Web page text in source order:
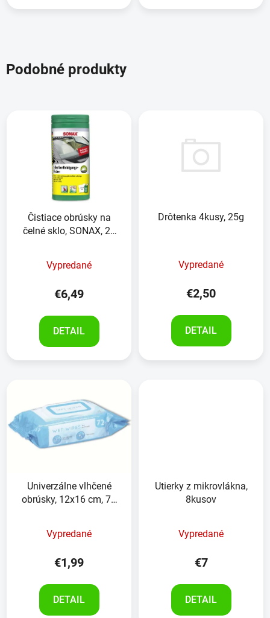
Podobné produkty
Čistiace obrúsky na
čelné sklo, SONAX, 25
Vypredané
€6,49
DETAIL
Drôtenka 4kusy, 25g
Vypredané
€2,50
DETAIL
Univerzálne vlhčené
obrúsky, 12x16 cm, 72
Vypredané
€1,99
DETAIL
Utierky z mikrovlákna,
8kusov
Vypredané
€7
DETAIL